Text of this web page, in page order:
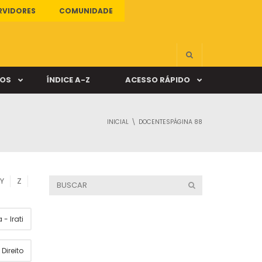
COMUNIDADE
ÍNDICE A-Z ACESSO RÁPIDO
INICIAL DOCENTESPÁGINA 88
Y Z
- Irati
Direito